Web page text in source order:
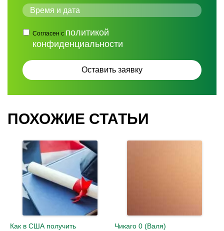
Согласен с политикой
конфиденциальности
ПОХОЖИЕ СТАТЬИ
Как в США получить
Чикаго 0 (Валя)